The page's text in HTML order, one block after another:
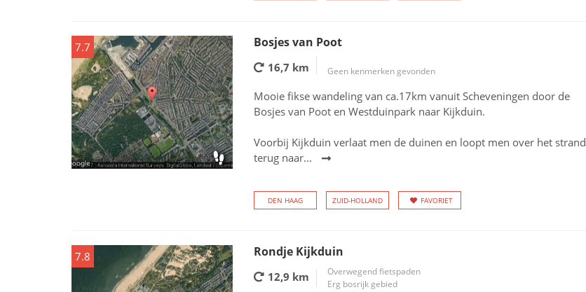
7.7 Bosjes van Poot
16,7 km Geen kenmerken gevonden
Mooie fikse wandeling van ca.17km vanuit Scheveningen door de
Bosjes van Poot en Westduinpark naar Kijkduin.
Voorbij Kijkduin verlaat men de duinen en loopt men over het strand
terug naar...
DEN HAAG ZUID-HOLLAND FAVORIET
7.8 Rondje Kijkduin
12,9 km
Overwegend fietspaden
Erg bosrijk gebied